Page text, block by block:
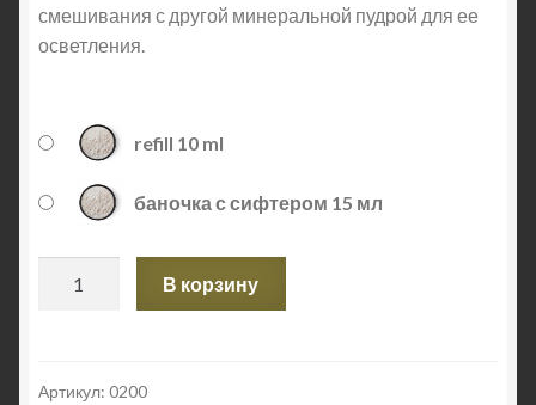
смешивания с другой минеральной пудрой для ее
осветления.
refill 10 ml
баночка с сифтером 15 мл
лица
В корзину
Артикул: 0200